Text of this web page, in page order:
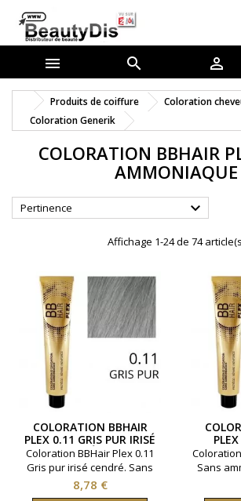
  
Produits de coiffure
Coloration
Coloration Generik
COLORATION BBHAIR
AMMONIAQUE
Pertinence 
Affichage 1-24 de 74
COLORATION BBHAIR
PLEX 0.11 GRIS PUR IRISÉ
CENDRÉ SANS
AMMONIAQUE
Coloration BBHair Plex 0.11
Gris pur irisé cendré. Sans
ammoniaque. Couvre 100 %
des cheveux blancs pour un
Prix
8,78 €
Sans
100 %
pour